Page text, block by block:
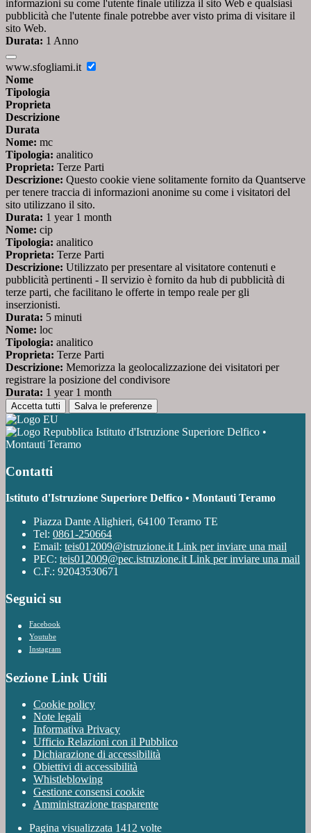
informazioni su come l'utente finale utilizza il sito Web e qualsiasi
pubblicità che l'utente finale potrebbe aver visto prima di visitare il
sito Web.
Durata: 1 Anno
www.sfogliami.it
Nome
Tipologia
Proprieta
Descrizione
Durata
Nome: mc
Tipologia: analitico
Proprieta: Terze Parti
Descrizione: Questo cookie viene solitamente fornito da Quantserve
per tenere traccia di informazioni anonime su come i visitatori del
sito utilizzano il sito.
Durata: 1 year 1 month
Nome: cip
Tipologia: analitico
Proprieta: Terze Parti
Descrizione: Utilizzato per presentare al visitatore contenuti e
pubblicità pertinenti - Il servizio è fornito da hub di pubblicità di
terze parti, che facilitano le offerte in tempo reale per gli
inserzionisti.
Durata: 5 minuti
Nome: loc
Tipologia: analitico
Proprieta: Terze Parti
Descrizione: Memorizza la geolocalizzazione dei visitatori per
registrare la posizione del condivisore
Durata: 1 year 1 month
Accetta tutti Salva le preferenze
Istituto d'Istruzione Superiore Delfico •
Montauti Teramo
Contatti
Istituto d'Istruzione Superiore Delfico • Montauti Teramo
Piazza Dante Alighieri, 64100 Teramo TE
Tel: 0861-250664
Email: teis012009@istruzione.itLink per inviare una mail
PEC: teis012009@pec.istruzione.itLink per inviare una mail
C.F.: 92043530671
Seguici su
Facebook
Youtube
Instagram
Sezione Link Utili
Cookie policy
Note legali
Informativa Privacy
Ufficio Relazioni con il Pubblico
Dichiarazione di accessibilità
Obiettivi di accessibilità
Whistleblowing
Gestione consensi cookie
Amministrazione trasparente
Pagina visualizzata 1412 volte